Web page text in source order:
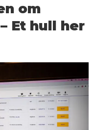
om
Et hull her